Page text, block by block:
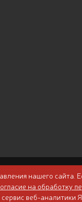
нашего сайта.
на обработку
сервис веб-